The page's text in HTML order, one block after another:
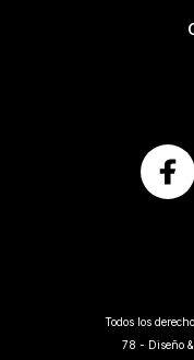
Todos los
78 - Diseño